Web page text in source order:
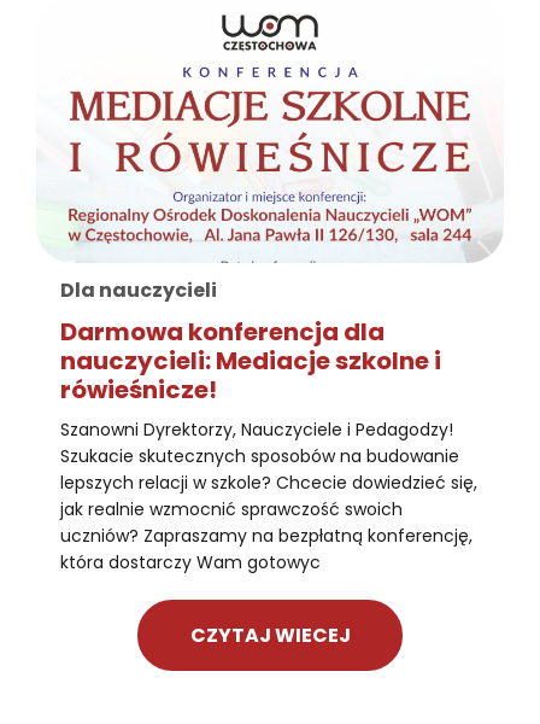
Dla nauczycieli
Darmowa konferencja dla
nauczycieli: Mediacje szkolne i
rówieśnicze!
Szanowni Dyrektorzy, Nauczyciele i Pedagodzy!
Szukacie skutecznych sposobów na budowanie
lepszych relacji w szkole? Chcecie dowiedzieć się,
jak realnie wzmocnić sprawczość swoich
uczniów? Zapraszamy na bezpłatną konferencję,
która dostarczy Wam gotowyc
CZYTAJ WIECEJ